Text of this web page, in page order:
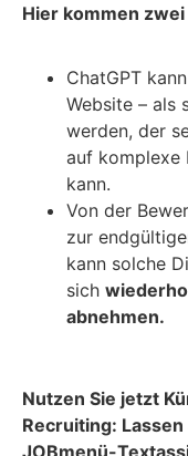
Hier kommen
ChatGPT
Website – als
werden, der
auf komplexe
kann.
Von der
zur
kann solche
sich
abnehmen.
Nutzen Sie jetzt
Recruiting: